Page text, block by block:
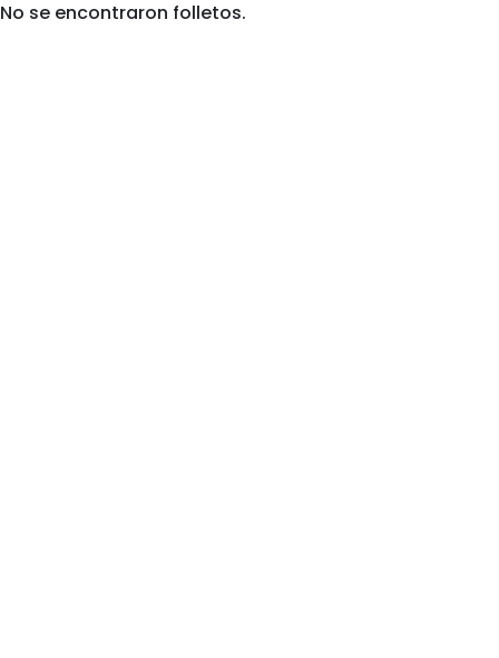
No se encontraron folletos.